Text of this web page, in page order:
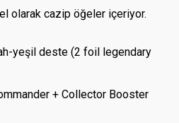
olarak cazip öğeler içeriyor.
yeşil deste (2 foil legendary
+ Collector Booster